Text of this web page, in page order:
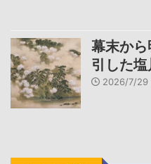
幕末か
引した
2026/7/29